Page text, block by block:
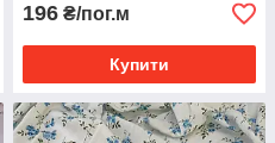
196 ₴/пог.м
Купити